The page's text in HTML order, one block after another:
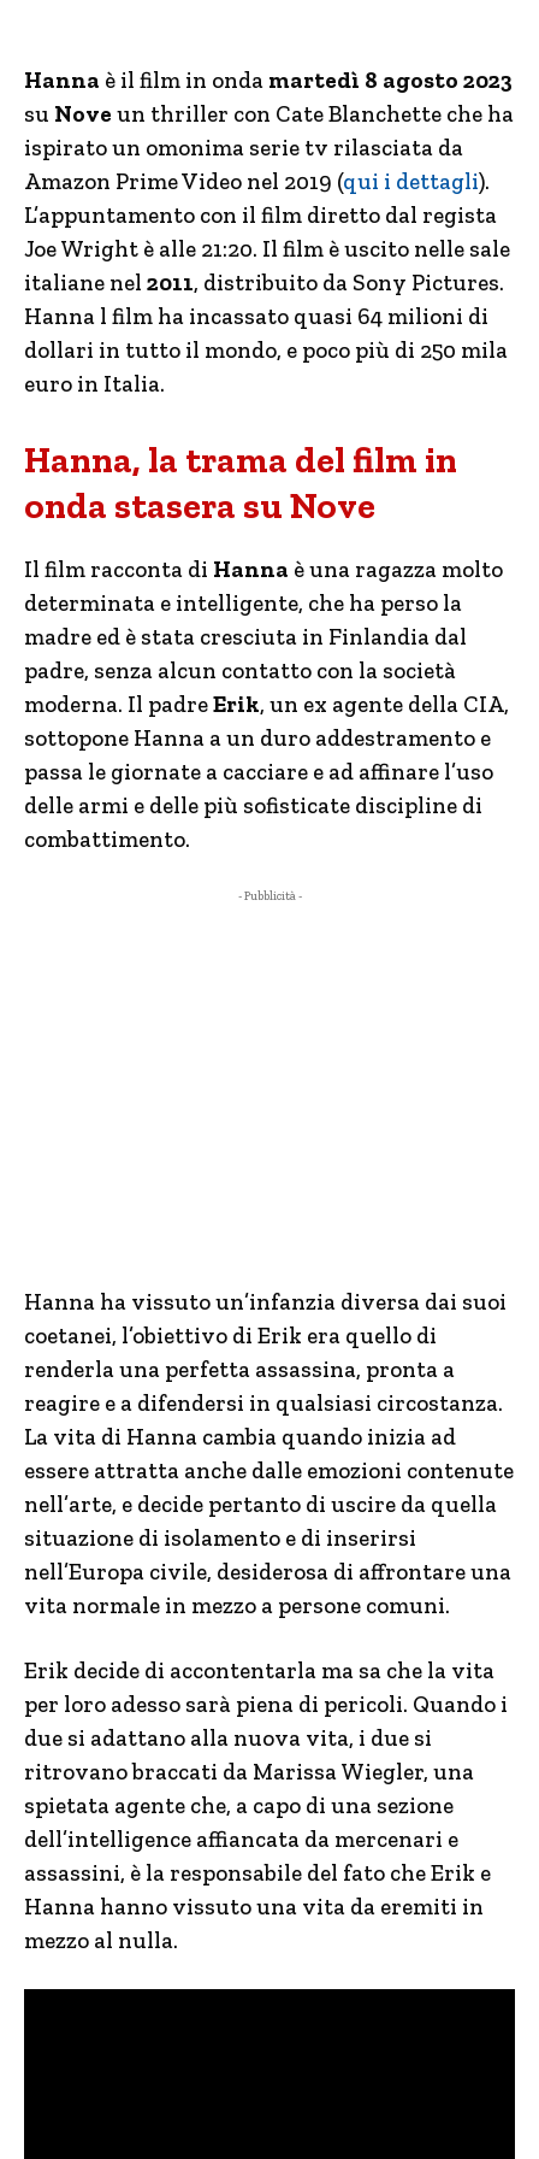
Hanna è il film in onda martedì 8 agosto 2023
su Nove un thriller con Cate Blanchette che ha
ispirato un omonima serie tv rilasciata da
Amazon Prime Video nel 2019 (qui i dettagli).
L’appuntamento con il film diretto dal regista
Joe Wright è alle 21:20. Il film è uscito nelle sale
italiane nel 2011, distribuito da Sony Pictures.
Hanna l film ha incassato quasi 64 milioni di
dollari in tutto il mondo, e poco più di 250 mila
euro in Italia.
Hanna, la trama del film in
onda stasera su Nove
Il film racconta di Hanna è una ragazza molto
determinata e intelligente, che ha perso la
madre ed è stata cresciuta in Finlandia dal
padre, senza alcun contatto con la società
moderna. Il padreErik, un ex agente della CIA,
sottopone Hanna a un duro addestramento e
passa le giornate a cacciare e ad affinare l’uso
delle armi e delle più sofisticate discipline di
combattimento.
- Pubblicità -
Hanna ha vissuto un’infanzia diversa dai suoi
coetanei, l’obiettivo di Erik era quello di
renderla una perfetta assassina, pronta a
reagire e a difendersi in qualsiasi circostanza.
La vita di Hanna cambia quando inizia ad
essere attratta anche dalle emozioni contenute
nell’arte, e decide pertanto di uscire da quella
situazione di isolamento e di inserirsi
nell’Europa civile, desiderosa di affrontare una
vita normale in mezzo a persone comuni.
Erik decide di accontentarla ma sa che la vita
per loro adesso sarà piena di pericoli. Quando i
due si adattano alla nuova vita, i due si
ritrovano braccati da Marissa Wiegler, una
spietata agente che, a capo di una sezione
dell’intelligence affiancata da mercenari e
assassini, è la responsabile del fato che Erik e
Hanna hanno vissuto una vita da eremiti in
mezzo al nulla.